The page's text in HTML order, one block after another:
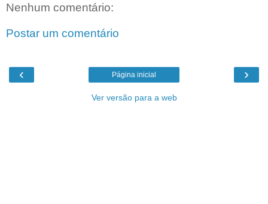
Nenhum comentário:
Postar um comentário
‹ ›
Página inicial
Ver versão para a web